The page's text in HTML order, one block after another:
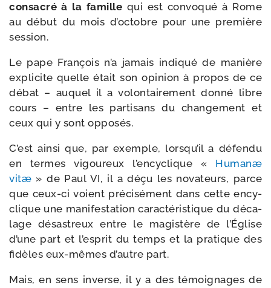
consa­cré à la famille qui est convo­qué à Rome
au début du mois d’octobre pour une pre­mière
session.
Le pape François n’a jamais indi­qué de manière
expli­cite quelle était son opi­nion à pro­pos de ce
débat – auquel il a volon­tai­re­ment don­né libre
cours – entre les par­ti­sans du chan­ge­ment et
ceux qui y sont opposés.
C’est ain­si que, par exemple, lorsqu’il a défen­du
en termes vigou­reux l’en­cy­clique « Humanæ
vitæ » de Paul VI, il a déçu les nova­teurs, parce
que ceux-​ci voient pré­ci­sé­ment dans cette ency­
clique une mani­fes­ta­tion carac­té­ris­tique du déca­
lage désas­treux entre le magis­tère de l’Église
d’une part et l’esprit du temps et la pra­tique des
fidèles eux-​mêmes d’autre part.
Mais, en sens inverse, il y a des témoi­gnages de